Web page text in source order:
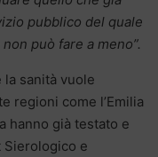
pubblico del quale
può fare a meno”.
sanità vuole
regioni come l’Emilia
hanno già testato e
e